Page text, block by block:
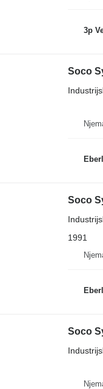
3p
Soco
Soco
1991
Soco